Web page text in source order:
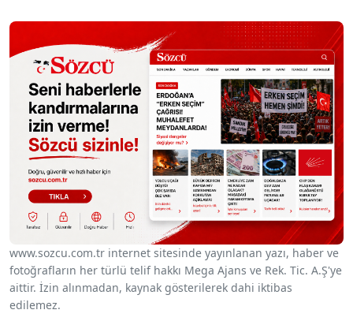
www.sozcu.com.tr internet sitesinde yayınlanan yazı, haber ve
fotoğrafların her türlü telif hakkı Mega Ajans ve Rek. Tic. A.Ş'ye
aittir. İzin alınmadan, kaynak gösterilerek dahi iktibas
edilemez.